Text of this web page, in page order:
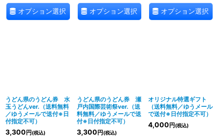
オプション選択 オプション選択 オプション選択
うどん県のうどん券 水
玉うどんver.（送料無料
／ゆうメールで送付※日
付指定不可）
3,300 円 (税込)
うどん県のうどん券 瀬
戸内国際芸術祭ver.（送
料無料／ゆうメールで送
付※日付指定不可）
3,300 円 (税込)
オリジナル特選ギフト
（送料無料／ゆうメール
で送付※日付指定不可）
4,000 円 (税込)